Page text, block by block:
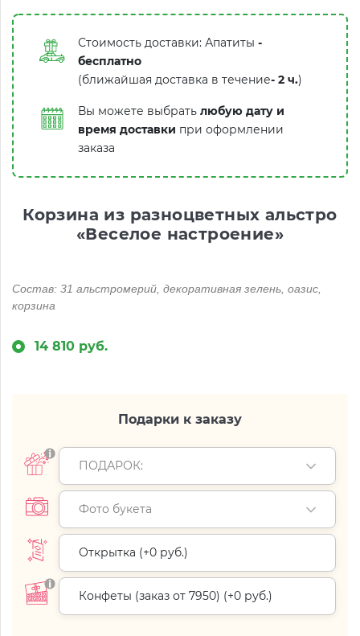
Стоимость доставки: Апатиты -
бесплатно
(ближайшая доставка в течение- 2 ч.)
Вы можете выбрать любую дату и
время доставки при оформлении
заказа
Корзина из разноцветных альстро
«Веселое настроение»
Состав: 31 альстромерий, декоративная зелень, оазис,
корзина
14 810 руб.
Подарки к заказу
ПОДАРОК:
Фото букета
Открытка (+0 руб.)
Конфеты (заказ от 7950) (+0 руб.)